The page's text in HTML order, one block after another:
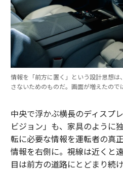
情報を「前方に置く」という設計思想
さないためのものだ。画面が増えたので
中央で浮かぶ横長のディスプ
ビジョン」も、家具のように
転に必要な情報を運転者の真
情報を右側に。視線は近くと
目は前方の道路にとどまり続け